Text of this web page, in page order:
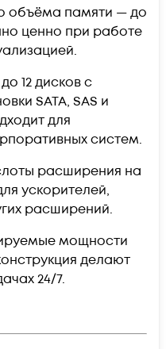
объёма памяти — до
ценно при работе
12 дисков с
SATA, SAS и
для
систем.
расширения на
ускорителей,
расширений.
мощности
делают
24/7.